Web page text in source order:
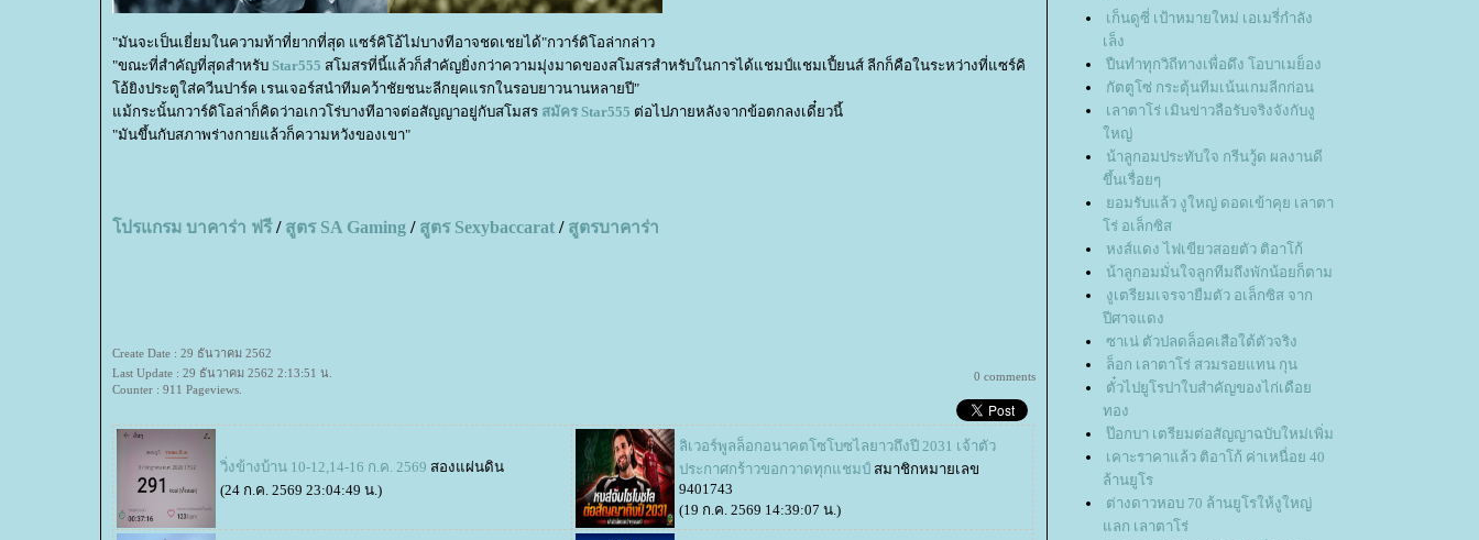
"มันจะเป็นเยี่ยมในความท้าที่ยากที่สุด แซร์คิโอ้ไม่บางทีอาจชดเชยได้"กวาร์ดิโอล่ากล่าว
"ขณะที่สำคัญที่สุดสำหรับ Star555 สโมสรที่นี้แล้วก็สำคัญยิ่งกว่าความมุ่งมาดของสโมสรสำหรับในการได้แชมป์แชมเปี้ยนส์ ลีกก็คือในระหว่างที่แซร์คิ
อ้ยิงประตูใส่ควีนปาร์ค เรนเจอร์สนำทีมคว้าชัยชนะลีกยุคแรกในรอบยาวนานหลายปี"
ม้กระนั้นกวาร์ดิโอล่าก็คิดว่าอเกวโร่บางทีอาจต่อสัญญาอยู่กับสโมสร สมัคร Star555 ต่อไปภายหลังจากข้อตกลงเดี๋ยวนี้
"มันขึ้นกับสภาพร่างกายแล้วก็ความหวังของเขา"
ปรแกรม บาคาร่า ฟรี/ สูตร SA Gaming / สูตร Sexybaccarat / สูตรบาคาร่า
Create Date : 29 ธันวาคม 2562
Last Update : 29 ธันวาคม 2562 2:13:51 น.
Counter : 911 Pageviews.
0 comments
วิ่งข้างบ้าน 10-12,14-16 ก.ค. 2569 สองแผ่นดิน
(24 ก.ค. 2569 23:04:49 น.)
ลิเวอร์พูลล็อกอนาคตโซโบซไลยาวถึงปี 2031 เจ้าตัว
ประกาศกร้าวขอกวาดทุกแชมป์ สมาชิกหมายเลข
9401743
(19 ก.ค. 2569 14:39:07 น.)
เก็นดูซี่ เป้าหมายใหม่ เอเมรี่กำลัง
เล็ง
ปืนทำทุกวิถีทางเพื่อดึง โอบาเมย็อง
กัตตูโซ่ กระตุ้นทีมเน้นเกมลีกก่อน
เลาตาโร่ เมินข่าวลือรับจริงจังกับงู
หญ่
น้าลูกอมประทับใจ กรีนวู้ด ผลงานดี
ขึ้นเรื่อยๆ
อมรับแล้ว งูใหญ่ ดอดเข้าคุย เลาตา
ร่ อเล็กซิส
หงส์แดง ไฟเขียวสอยตัว ติอาโก้
น้าลูกอมมั่นใจลูกทีมถึงพักน้อยก็ตาม
งูเตรียมเจรจายืมตัว อเล็กซิส จาก
ปีศาจแดง
ซาเน่ ตัวปลดล็อคเสือใต้ตัวจริง
ล็อก เลาตาโร่ สวมรอยแทน กุน
ตั๋วไปยูโรปาใบสำคัญของไก่เดือ
ทอง
ป๊อกบา เตรียมต่อสัญญาฉบับใหม่เพิ่ม
เคาะราคาแล้ว ติอาโก้ ค่าเหนื่อย 40
ล้านยูโร
ต่างดาวหอบ 70 ล้านยูโรให้งูใหญ่
ลก เลาตาโร่